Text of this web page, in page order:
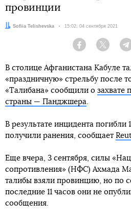
провинции
Автор:
Sofiia Telishevska Дата:
15:02, 04 сентября 2021
Facebook Twitter
В столице Афганистана Кабуле
«праздничную» стрельбу после
«Талибана» сообщили о захвате
страны — Панджшера.
В результате инцидента погибли
получили ранения, сообщает
Еще вчера, 3 сентября, силы
сопротивления» (НФС) Ахмада
талибы взяли провинцию, но по
последние 11 часов они не
сообщения.